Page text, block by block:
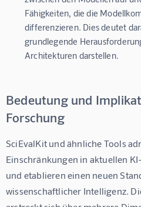
Fähigkeiten, die die
differenzieren. Dies deutet
grundlegende
Architekturen darstellen.
Bedeutung und
Forschung
SciEvalKit und ähnliche Tools
Einschränkungen in aktuellen
und etablieren einen neuen
wissenschaftlicher Intelligenz.